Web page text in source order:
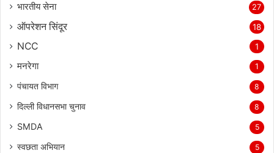
भारतीय सेना 27
ऑपरेशन सिंदूर 18
NCC 1
मनरेगा 1
पंचायत विभाग 8
दिल्ली विधानसभा चुनाव 8
SMDA 5
स्वछता अभियान 5